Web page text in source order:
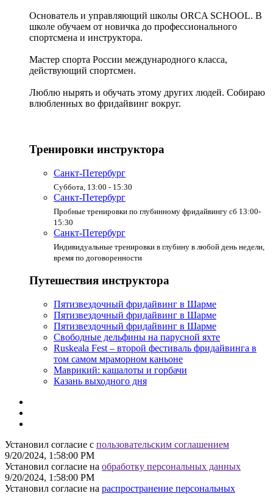
Основатель и управляющий школы ORCA SCHOOL. В
школе обучаем от новичка до профессионального
спортсмена и инструктора.
Мастер спорта России международного класса,
действующий спортсмен.
Люблю нырять и обучать этому других людей. Собираю
влюбленных во фридайвинг вокруг.
Тренировки инструктора
Санкт-Петербург
Суббота, 13:00 - 15:30
Санкт-Петербург
Пробные тренировки по глубинному фридайвингу сб 13:00-
15:30
Санкт-Петербург
Индивидуальные тренировки в глубину в любой день недели,
время по договоренности
Путешествия инструктора
Пятизвездочный фридайвинг в Шарме
Пятизвездочный фридайвинг в Шарме
Пятизвездочный фридайвинг в Шарме
Свободные дельфины на парусной яхте
Ruskeala Fest – второй фестиваль фридайвинга в
том самом мраморном каньоне
Маврикий: кашалоты и горбачи
Казань выходного дня
Установил согласие с пользовательским соглашением
9/20/2024, 1:58:00 PM
Установил согласие на обработку персональных данных
9/20/2024, 1:58:00 PM
Установил согласие на распространение персональных